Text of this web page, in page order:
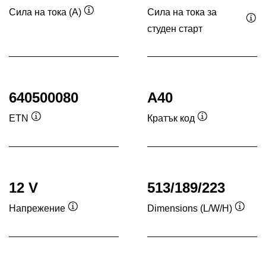
Сила на тока (A)
Сила на тока за
студен старт
640500080
ETN
A40
Кратък код
12 V
Напрежение
513/189/223
Dimensions (L/W/H)